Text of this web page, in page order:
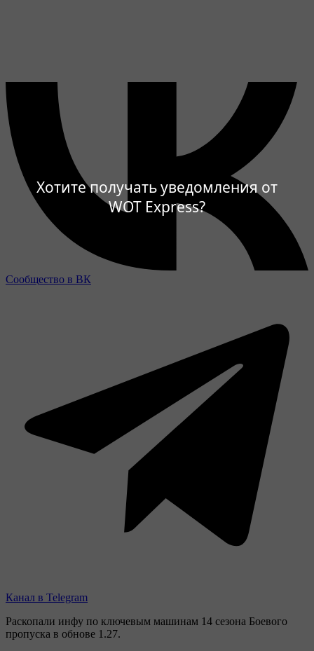
Хотите получать уведомления от
WOT Express?
Сообщество в ВК
Канал в Telegram
Раскопали инфу по ключевым машинам 14 сезона Боевого
пропуска в обнове 1.27.